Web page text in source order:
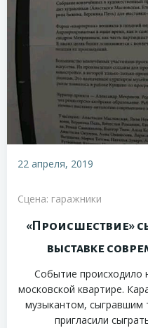
22 апреля, 2019
Сцена: гаражники
«Происшествие»
выставке
Событие
московской квартире.
музыкантом, сыгравшим
пригласили